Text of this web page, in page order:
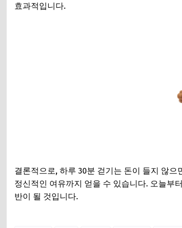
효과적입니다.
결론적으로, 하루 30분 걷기는 돈이 들지 않
정신적인 여유까지 얻을 수 있습니다. 오늘부
반이 될 것입니다.